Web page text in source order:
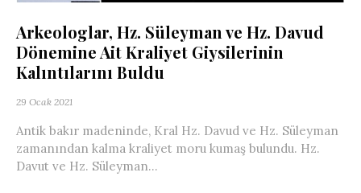
Arkeologlar, Hz. Süleyman ve Hz. Davud
Dönemine Ait Kraliyet Giysilerinin
Kalıntılarını Buldu
29 Ocak 2021
Antik bakır madeninde, Kral Hz. Davud ve Hz. Süleyman
zamanından kalma kraliyet moru kumaş bulundu. Hz.
Davut ve Hz. Süleyman...